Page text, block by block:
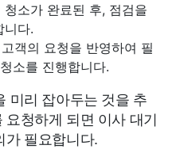
청소가 완료된 후, 점검을
니다.
고객의 요청을 반영하여 필
소를 진행합니다.
미리 잡아두는 것을 추
청하게 되면 이사 대기
가 필요합니다.